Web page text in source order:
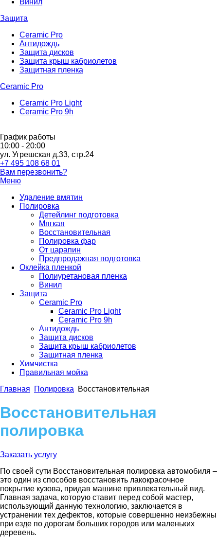
Винил
Защита
Сeramic Pro
Антидождь
Защита дисков
Защита крыш кабриолетов
Защитная пленка
Сeramic Pro
Сeramic Pro Light
Сeramic Pro 9h
График работы
10:00 - 20:00
ул. Угрешская д.33, стр.24
+7 495 108 68 01
Вам перезвонить?
Меню
Удаление вмятин
Полировка
Детейлинг подготовка
Мягкая
Восстановительная
Полировка фар
От царапин
Предпродажная подготовка
Оклейка пленкой
Полиуретановая пленка
Винил
Защита
Сeramic Pro
Сeramic Pro Light
Сeramic Pro 9h
Антидождь
Защита дисков
Защита крыш кабриолетов
Защитная пленка
Химчистка
Правильная мойка
Главная
Полировка Восстановительная
Восстановительная
полировка
Заказать услугу
По своей сути Восстановительная полировка автомобиля –
это один из способов восстановить лакокрасочное
покрытие кузова, придав машине привлекательный вид.
Главная задача, которую ставит перед собой мастер,
использующий данную технологию, заключается в
устранении тех дефектов, которые совершенно неизбежны
при езде по дорогам больших городов или маленьких
деревень.